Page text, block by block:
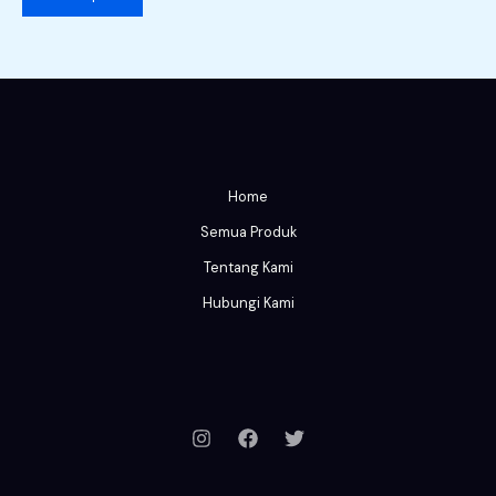
Home
Semua Produk
Tentang Kami
Hubungi Kami